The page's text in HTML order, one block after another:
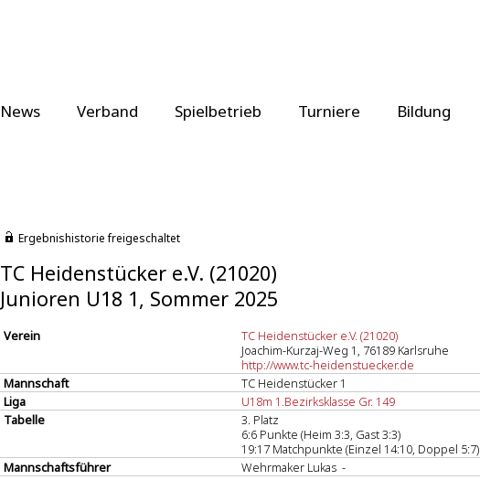
News Verband Spielbetrieb Turniere Bildung
Ergebnishistorie freigeschaltet
TC Heidenstücker e.V. (21020)
Junioren U18 1, Sommer 2025
Verein
TC Heidenstücker e.V. (21020)
Joachim-Kurzaj-Weg 1, 76189 Karlsruhe
http://www.tc-heidenstuecker.de
Mannschaft
TC Heidenstücker 1
Liga
U18m 1.Bezirksklasse Gr. 149
Tabelle
3. Platz
6:6 Punkte (Heim 3:3, Gast 3:3)
19:17 Matchpunkte (Einzel 14:10, Doppel 5:7)
Mannschaftsführer
Wehrmaker Lukas -